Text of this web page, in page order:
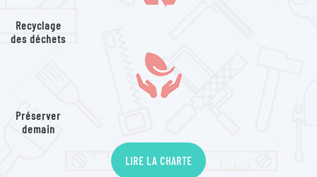
Recyclage
des déchets
Préserver
demain
LIRE LA CHARTE